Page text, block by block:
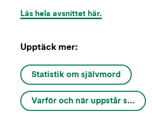
Läs hela avsnittet här.
Upptäck mer:
Statistik om självmord
Varför och när uppstår s...